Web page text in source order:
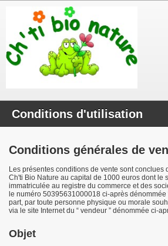
Conditions d'utilisation
Conditions générales de
Les présentes conditions de vente sont conclues
Ch'ti Bio Nature au capital de 1000 euros dont le
immatriculée au registre du commerce et des
le numéro 50395631000018 ci-après dénommée
part, par toute personne physique ou morale
via le site Internet du “ vendeur ” dénommée ci-
Objet